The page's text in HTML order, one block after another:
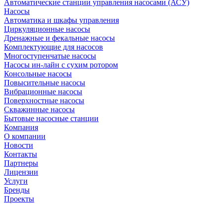
Автоматические станции управления насосами (АСУ)
Насосы
Автоматика и шкафы управления
Циркуляционные насосы
Дренажные и фекальные насосы
Комплектующие для насосов
Многоступенчатые насосы
Насосы ин-лайн с сухим ротором
Консольные насосы
Повысительные насосы
Вибрационные насосы
Поверхностные насосы
Скважинные насосы
Бытовые насосные станции
Компания
О компании
Новости
Контакты
Партнеры
Лицензии
Услуги
Бренды
Проекты